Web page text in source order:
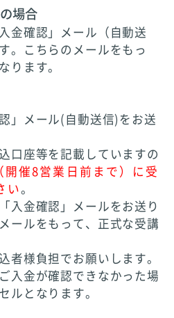
場合
金確認」メール（自動送
。こちらのメールをもっ
ります。
」メール(自動送信)をお送
口座等を記載していますの
開催8営業日前まで）に受
い 。
入金確認」メールをお送り
ールをもって、正式な受講
者様負担でお願いします。
入金が確認できなかった場
ルとなります。